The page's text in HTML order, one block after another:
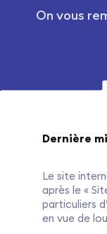
On vous
Dernière
Le site
après le «
particuliers
en vue de